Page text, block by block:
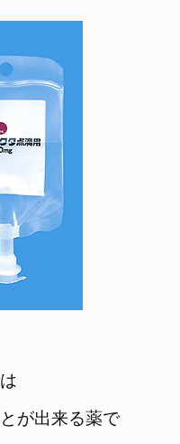
は
が出来る薬で